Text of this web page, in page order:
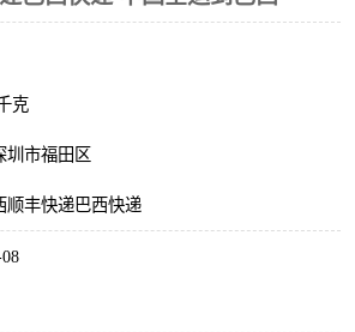
克
圳市福田区
顺丰快递巴西快递